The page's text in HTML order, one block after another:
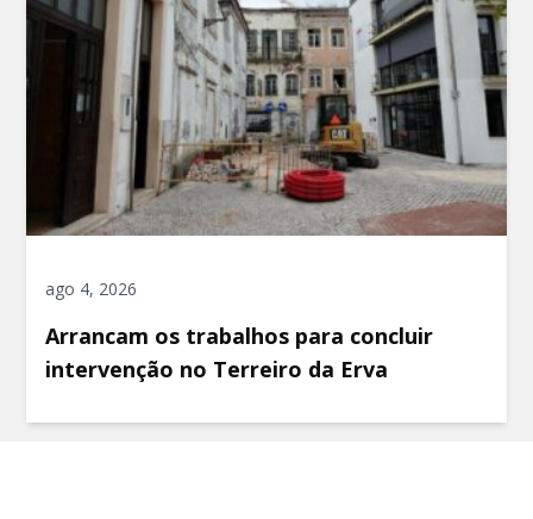
ago 4, 2026
Arrancam os trabalhos para concluir
intervenção no Terreiro da Erva